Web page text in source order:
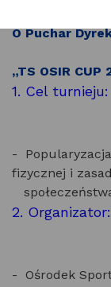
O Puchar
„TS OSIR CUP
1. Cel turnieju:
-
fizycznej i
2. Organizator:
- Ośrodek